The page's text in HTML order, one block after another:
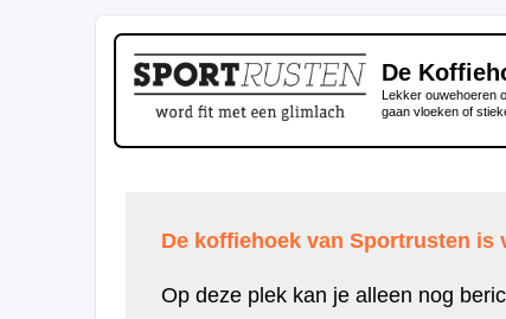
De
Lekker ouwehoeren
gaan vloeken of
De koffiehoek van Sportrusten is
Op deze plek kan je alleen nog